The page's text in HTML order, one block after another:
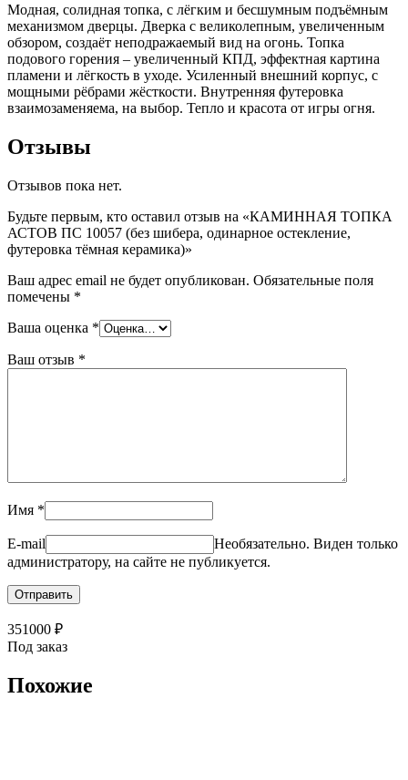
Модная, солидная топка, с лёгким и бесшумным подъёмным
механизмом дверцы. Дверка с великолепным, увеличенным
обзором, создаёт неподражаемый вид на огонь. Топка
подового горения – увеличенный КПД, эффектная картина
пламени и лёгкость в уходе. Усиленный внешний корпус, с
мощными рёбрами жёсткости. Внутренняя футеровка
взаимозаменяема, на выбор. Тепло и красота от игры огня.
Отзывы
Отзывов пока нет.
Будьте первым, кто оставил отзыв на «КАМИННАЯ ТОПКА
АСТОВ ПС 10057 (без шибера, одинарное остекление,
футеровка тёмная керамика)»
Ваш адрес email не будет опубликован. Обязательные поля
помечены *
Ваша оценка *
Ваш отзыв *
Имя *
E-mail
Необязательно. Виден только
администратору, на сайте не публикуется.
351000 ₽
Под заказ
Похожие